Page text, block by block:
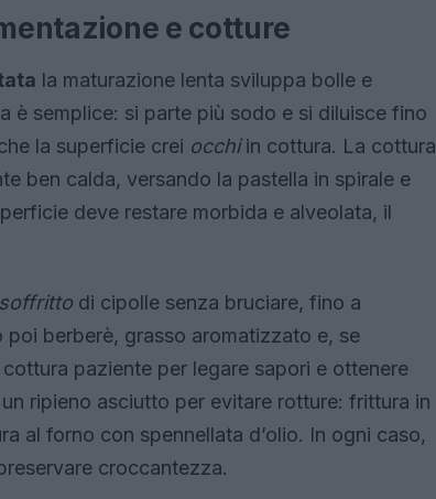
e cotture
la maturazione lenta sviluppa bolle e
è semplice: si parte più sodo e si diluisce fino
la superficie crei occhiin cottura. La cottura
ben calda, versando la pastella in spirale e
deve restare morbida e alveolata, il
soffritto di cipolle senza bruciare, fino a
berberè, grasso aromatizzato e, se
paziente per legare sapori e ottenere
ripieno asciutto per evitare rotture: frittura in
al forno con spennellata d’olio. In ogni caso,
croccantezza.